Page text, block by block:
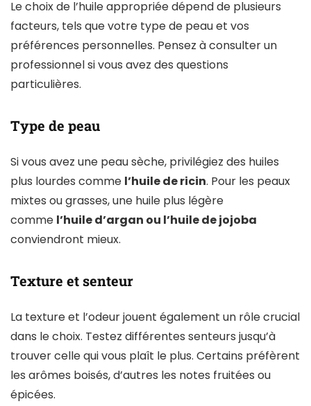
Le choix de l’huile appropriée dépend de plusieurs
facteurs, tels que votre type de peau et vos
préférences personnelles. Pensez à consulter un
professionnel si vous avez des questions
particulières.
Type de peau
Si vous avez une peau sèche, privilégiez des huiles
plus lourdes comme l’huile de ricin. Pour les peaux
mixtes ou grasses, une huile plus légère
comme l’huile d’argan ou l’huile de jojoba
conviendront mieux.
Texture et senteur
La texture et l’odeur jouent également un rôle crucial
dans le choix. Testez différentes senteurs jusqu’à
trouver celle qui vous plaît le plus. Certains préfèrent
les arômes boisés, d’autres les notes fruitées ou
épicées.